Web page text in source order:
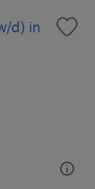
d) in